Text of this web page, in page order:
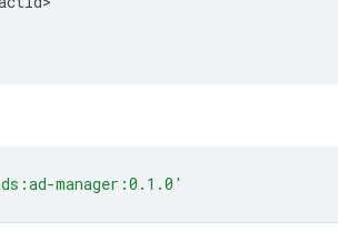
manager:0.1.0'